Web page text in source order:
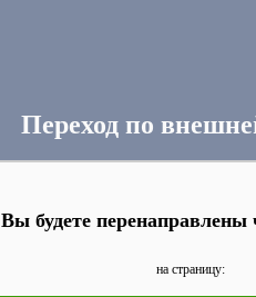
Переход по
Вы будете перенаправлены
на страницу: